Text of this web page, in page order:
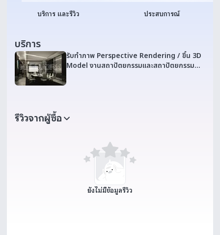
บริการ และรีวิว ประสบการณ์
บริการ
รับทำภาพ Perspective Rendering / ขึ้น 3D
Model งานสถาปัตยกรรมและสถาปัตยกรรม
รีวิวจากผู้ซื้อ
ยังไม่มีข้อมูลรีวิว